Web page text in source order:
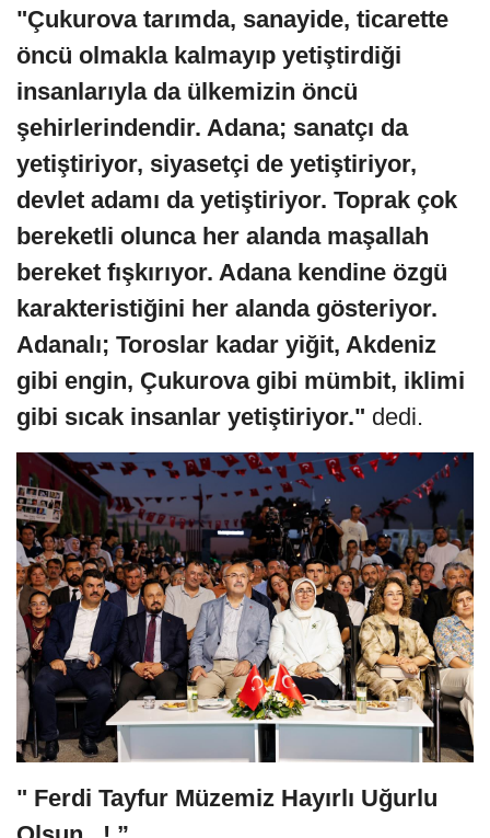
"Çukurova tarımda, sanayide, ticarette
öncü olmakla kalmayıp yetiştirdiği
insanlarıyla da ülkemizin öncü
şehirlerindendir. Adana; sanatçı da
yetiştiriyor, siyasetçi de yetiştiriyor,
devlet adamı da yetiştiriyor. Toprak çok
bereketli olunca her alanda maşallah
bereket fışkırıyor. Adana kendine özgü
karakteristiğini her alanda gösteriyor.
Adanalı; Toroslar kadar yiğit, Akdeniz
gibi engin, Çukurova gibi mümbit, iklimi
gibi sıcak insanlar yetiştiriyor." dedi.
" Ferdi Tayfur Müzemiz Hayırlı Uğurlu